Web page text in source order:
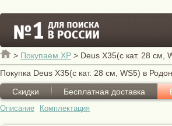
> Покупаем XP > Deus X35(с кат. 28 см,
Покупка Deus X35(с кат. 28 см, WS5) в
Скидки
Бесплатная доставка
Описание Комплектация